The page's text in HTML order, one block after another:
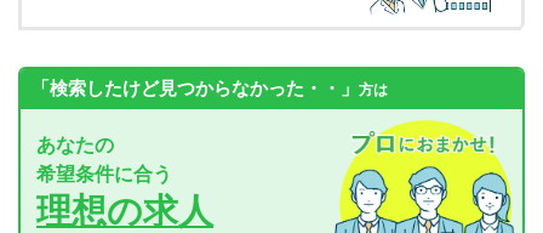
「検索したけど見つからなかった・・」 方は
あなたの
希望条件に合う
理想の求人